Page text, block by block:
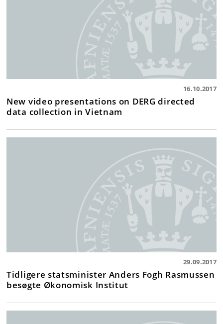
16.10.2017
New video presentations on DERG directed
data collection in Vietnam
29.09.2017
Tidligere statsminister Anders Fogh Rasmussen
besøgte Økonomisk Institut